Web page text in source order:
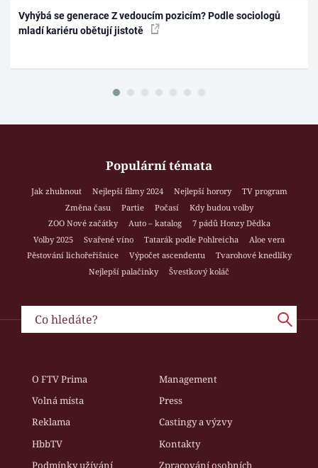
Vyhýbá se generace Z vedoucím pozicím? Podle sociologů
mladí kariéru obětují jistotě
Populární témata
Jak zhubnout Nejlepší filmy 2024 Nejlepší horory
TV program
Změna času
Partie Počasí
Kdy budou volby
ZOO Nové začátky
Auto – katalog
7 pádů Honzy Dědka
Volby 2025
Svařené víno Tatarák podle Pohlreicha
Aloe vera
Pěstování lichořeřišnice
Výpočet ascendentu
Tvarohové knedlíky
Nejlepší palačinky
Švestkový koláč
O FTV Prima
Management
Volná místa
Press
Reklama
Castingy a výzvy
HbbTV
Kontakty
Podmínky užívání
Zpracování osobních